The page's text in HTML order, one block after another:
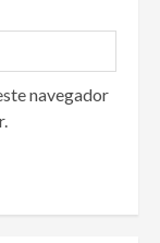
navegador